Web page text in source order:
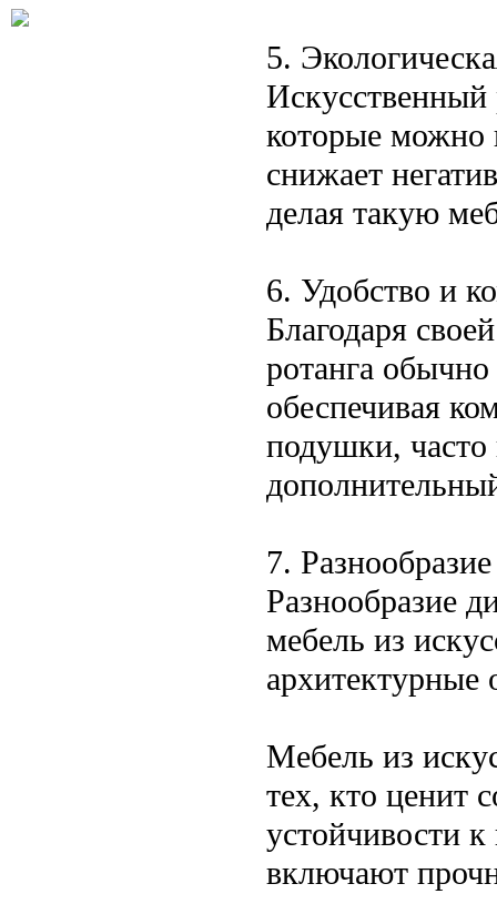
5.
Искусственный
которые можно
снижает
делая такую
6. Удобство и
Благодаря
ротанга
обеспечивая
подушки,
7.
Разнообразие
мебель из
архитектурные
Мебель из
тех, кто ценит
устойчивости
включают